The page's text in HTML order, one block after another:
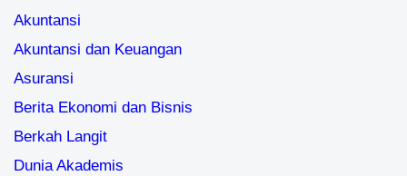
Akuntansi
Akuntansi dan Keuangan
Asuransi
Berita Ekonomi dan Bisnis
Berkah Langit
Dunia Akademis